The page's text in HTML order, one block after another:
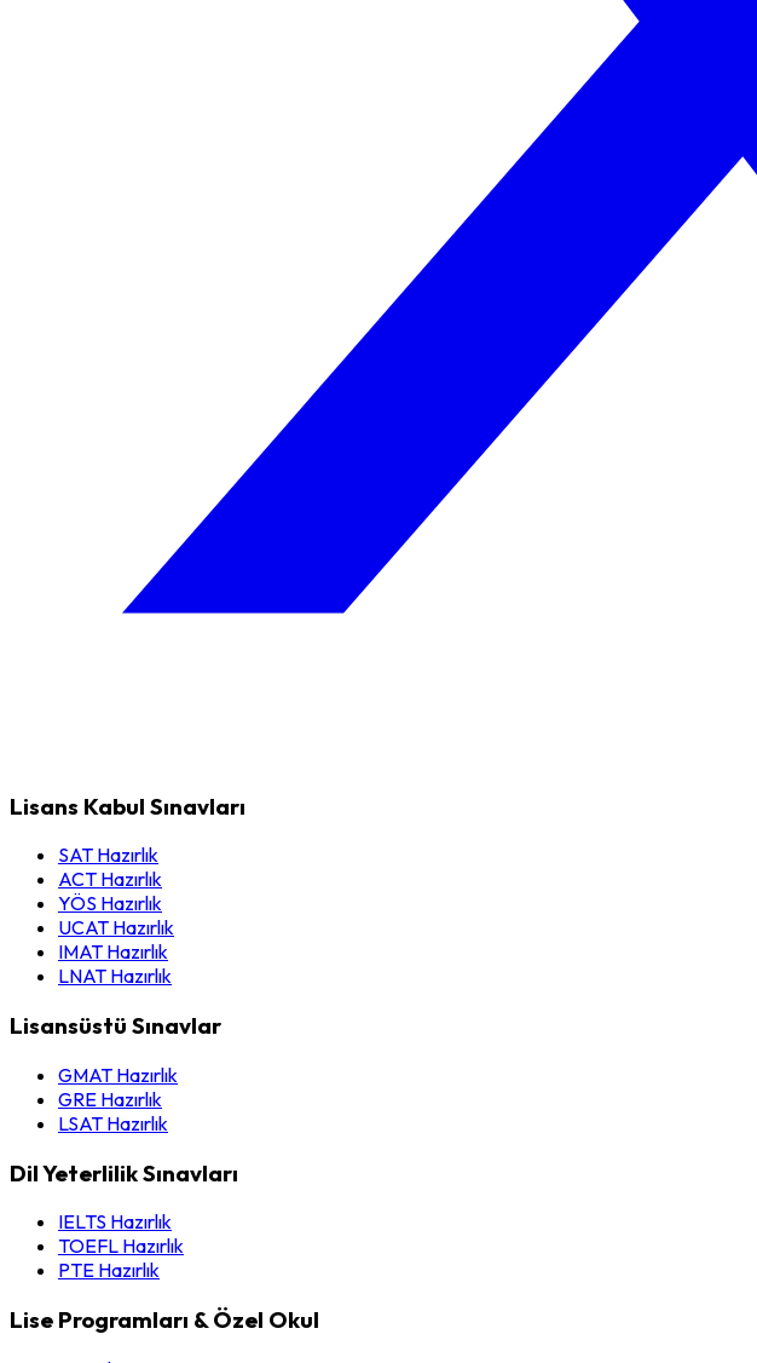
Lisans Kabul Sınavları
SAT Hazırlık
ACT Hazırlık
YÖS Hazırlık
UCAT Hazırlık
IMAT Hazırlık
LNAT Hazırlık
Lisansüstü Sınavlar
GMAT Hazırlık
GRE Hazırlık
LSAT Hazırlık
Dil Yeterlilik Sınavları
IELTS Hazırlık
TOEFL Hazırlık
PTE Hazırlık
Lise Programları & Özel Okul